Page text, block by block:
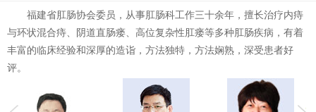
福建省肛肠协会委员，从事肛肠科工作三十余年，擅长治疗内痔
与环状混合痔、阴道直肠瘘、高位复杂性肛瘘等多种肛肠疾病，有着
丰富的临床经验和深厚的造诣，方法独特，方法娴熟，深受患者好
评。